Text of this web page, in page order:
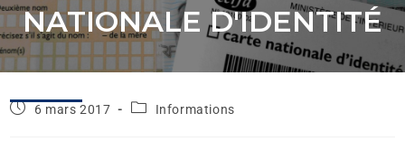
NATIONALE D'IDENTITÉ
6 mars 2017 Informations